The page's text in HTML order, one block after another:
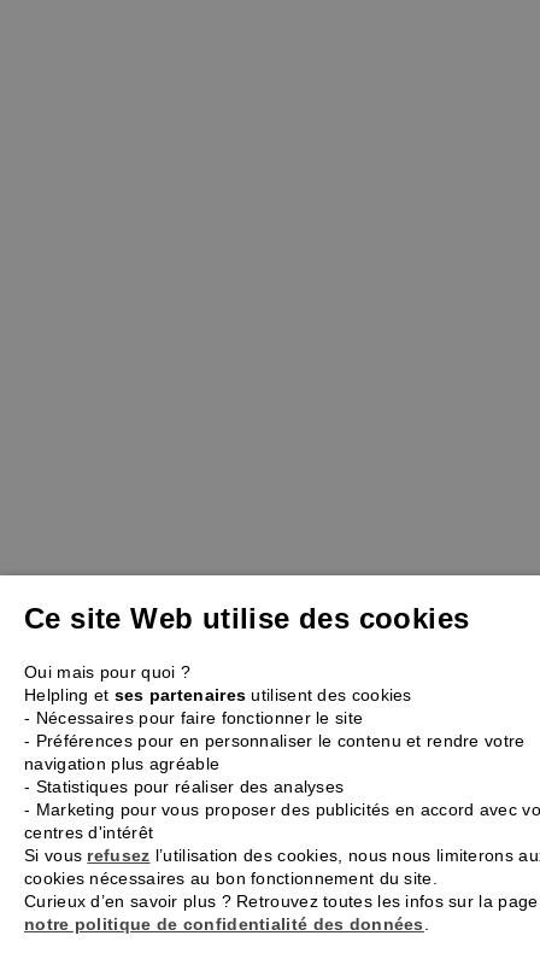
Ce site Web utilise des cookies
Oui mais pour quoi ?
Helpling et ses partenaires utilisent des cookies
- Nécessaires pour faire fonctionner le site
- Préférences pour en personnaliser le contenu et rendre votre
navigation plus agréable
- Statistiques pour réaliser des analyses
- Marketing pour vous proposer des publicités en accord avec
centres d'intérêt
Si vous refusez l’utilisation des cookies, nous nous limiterons
cookies nécessaires au bon fonctionnement du site.
Curieux d’en savoir plus ? Retrouvez toutes les infos sur la
notre politique de confidentialité des données